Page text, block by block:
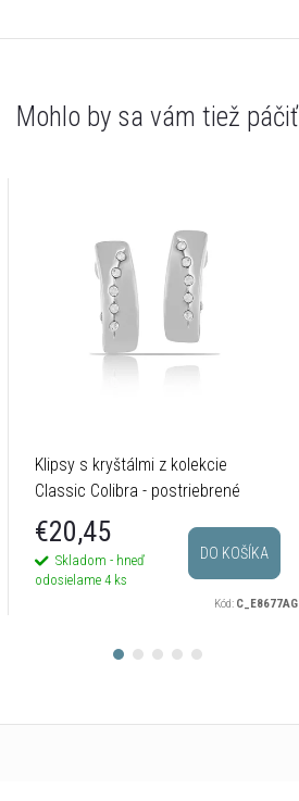
Klipsy s kryštálmi z kolekcie
Classic Colibra - postriebrené
€20,45
Skladom - hneď
odosielame 4 ks
DO KOŠÍKA
Kód: C_E8677AG